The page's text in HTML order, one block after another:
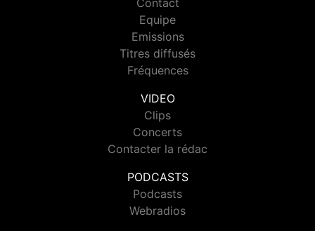
Contact
Equipe
Emissions
Titres diffusés
Fréquences
VIDEO
Clips
Concerts
Contacter la rédac
PODCASTS
Podcasts
Webradios